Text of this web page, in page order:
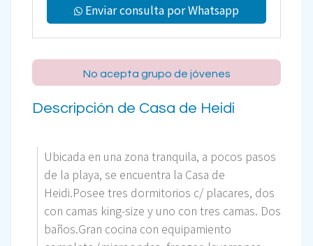
Enviar consulta por Whatsapp
No acepta grupo de jóvenes
Descripción de Casa de Heidi
Ubicada en una zona tranquila, a pocos pasos
de la playa, se encuentra la Casa de
Heidi.Posee tres dormitorios c/ placares, dos
con camas king-size y uno con tres camas. Dos
baños.Gran cocina con equipamiento